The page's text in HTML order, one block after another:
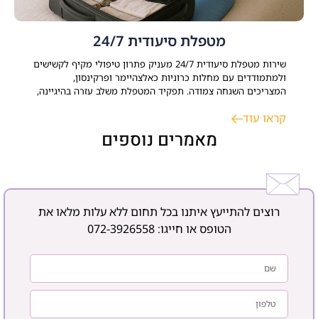
מאמרים נוספים
מטפלת סיעודית 24/7
שירות מטפלת סיעודית 24/7 מעניק פתרון טיפולי מקיף לקשישים
ולמתמודדים עם מחלות כרוניות כאלצהיימר ופרקינסון,
המצריכים השגחה צמודה. תפקיד המטפלת משלב עזרה בהיגיינה,
או ישראלית דורשת אבחון רפואי ממוקד ותקופת ניסיון, במטרה
קראו עוד
רוצים להתייעץ איתנו בכל תחום ללא עלות מלאו את
הטופס או חייגו:072-3926558